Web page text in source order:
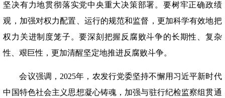
坚决有力地贯彻落实党中央重大决策部署。要树牢正确政绩
观，加强对权力配置、运行的规范和监督，更加科学有效地把
权力关进制度笼子。要深刻把握反腐败斗争的长期性、复杂
性、艰巨性，更加清醒坚定地推进反腐败斗争。
会议强调， 2025年，农发行党委坚持不懈用习近平新时代
中国特色社会主义思想凝心铸魂，加强与驻行纪检监察组贯通